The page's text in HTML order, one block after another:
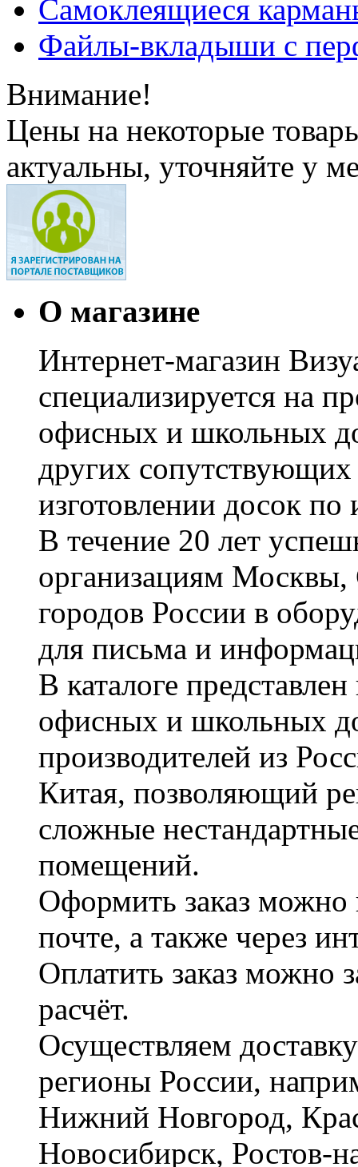
Самоклеящиеся
Файлы-вкладыши с
Внимание!
Цены на некоторые
актуальны, уточняйте у
О магазине
Интернет-магазин
специализируется на
офисных и школьных
других сопутствующих
изготовлении досок по
В течение 20 лет
организациям Москвы,
городов России в
для письма и
В каталоге
офисных и школьных
производителей из
Китая, позволяющий
сложные
помещений.
Оформить заказ можно
почте, а также через
Оплатить заказ можно
расчёт.
Осуществляем
регионы России,
Нижний Новгород,
Новосибирск, Ростов-